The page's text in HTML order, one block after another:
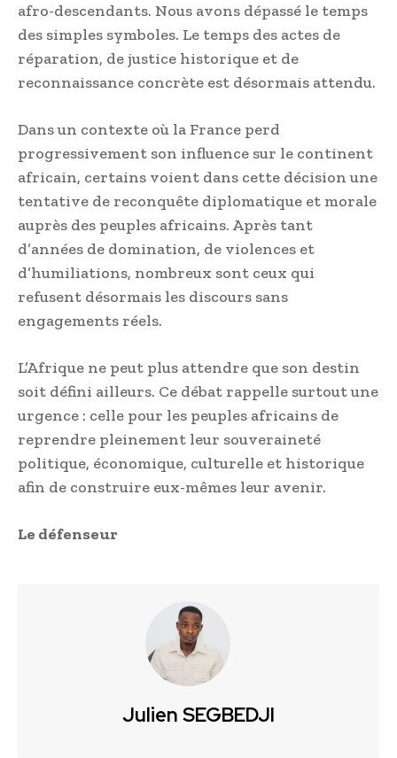
afro-descendants. Nous avons dépassé le temps
des simples symboles. Le temps des actes de
réparation, de justice historique et de
reconnaissance concrète est désormais attendu.
Dans un contexte où la France perd
progressivement son influence sur le continent
africain, certains voient dans cette décision une
tentative de reconquête diplomatique et morale
auprès des peuples africains. Après tant
d’années de domination, de violences et
d’humiliations, nombreux sont ceux qui
refusent désormais les discours sans
engagements réels.
L’Afrique ne peut plus attendre que son destin
soit défini ailleurs. Ce débat rappelle surtout une
urgence : celle pour les peuples africains de
reprendre pleinement leur souveraineté
politique, économique, culturelle et historique
afin de construire eux-mêmes leur avenir.
Le défenseur
Julien SEGBEDJI